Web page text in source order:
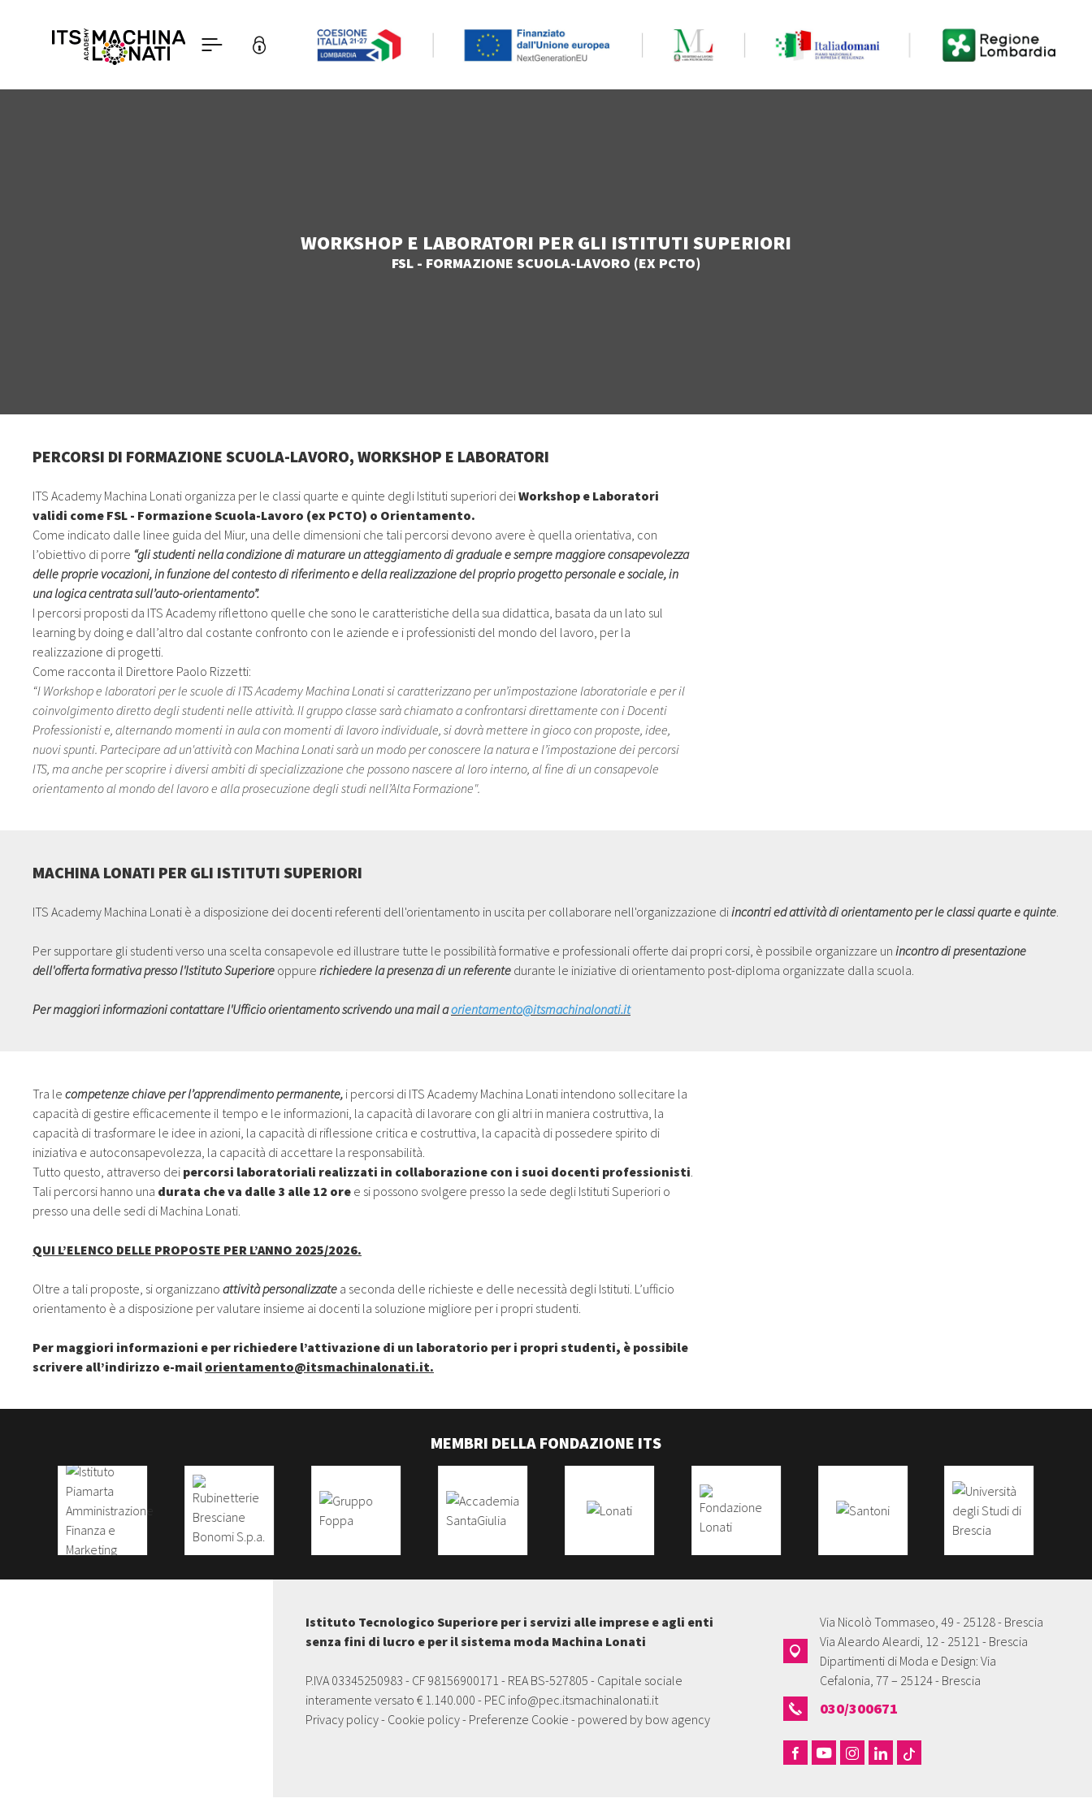
WORKSHOP E LABORATORI PER GLI ISTITUTI SUPERIORI
FSL - FORMAZIONE SCUOLA-LAVORO (EX PCTO)
PERCORSI DI FORMAZIONE SCUOLA-LAVORO, WORKSHOP E LABORATORI
ITS Academy Machina Lonati organizza per le classi quarte e quinte degli Istituti superiori deiWorkshop e Laboratori
validi come FSL - Formazione Scuola-Lavoro (ex PCTO) o Orientamento.
Come indicato dalle linee guida del Miur, una delle dimensioni che tali percorsi devono avere è quella orientativa, con
l’obiettivo di porre “gli studenti nella condizione di maturare un atteggiamento di graduale e sempre maggiore consapevolezza
delle proprie vocazioni, in funzione del contesto di riferimento e della realizzazione del proprio progetto personale e sociale, in
una logica centrata sull’auto-orientamento”.
I percorsi proposti da ITS Academy riflettono quelle che sono le caratteristiche della sua didattica, basata da un lato sul
learning by doing e dall’altro dal costante confronto con le aziende e i professionisti del mondo del lavoro, per la
realizzazione di progetti.
Come racconta il Direttore Paolo Rizzetti:
“I Workshop e laboratori per le scuole di ITS Academy Machina Lonati si caratterizzano per un’impostazione laboratoriale e per il
coinvolgimento diretto degli studenti nelle attività. Il gruppo classe sarà chiamato a confrontarsi direttamente con i Docenti
Professionisti e, alternando momenti in aula con momenti di lavoro individuale, si dovrà mettere in gioco con proposte, idee,
nuovi spunti. Partecipare ad un'attività con Machina Lonati sarà un modo per conoscere la natura e l’impostazione dei percorsi
ITS, ma anche per scoprire i diversi ambiti di specializzazione che possono nascere al loro interno, al fine di un consapevole
orientamento al mondo del lavoro e alla prosecuzione degli studi nell’Alta Formazione".
MACHINA LONATI PER GLI ISTITUTI SUPERIORI
ITS Academy Machina Lonati è a disposizione dei docenti referenti dell'orientamento in uscita per collaborare nell'organizzazione diincontri ed attività di orientamento per le classi quarte e quinte.
Per supportare gli studenti verso una scelta consapevole ed illustrare tutte le possibilità formative e professionali offerte dai propri corsi, è possibile organizzare un incontro di presentazione
dell'offerta formativa presso l'Istituto Superiore oppure richiedere la presenza di un referente durante le iniziative di orientamento post-diploma organizzate dalla scuola.
Per maggiori informazioni contattare l'Ufficio orientamento scrivendo una mail aorientamento@itsmachinalonati.it
Tra le competenze chiave per l’apprendimento permanente, i percorsi di ITS Academy Machina Lonati intendono sollecitare la
capacità di gestire efficacemente il tempo e le informazioni, la capacità di lavorare con gli altri in maniera costruttiva, la
capacità di trasformare le idee in azioni, la capacità di riflessione critica e costruttiva, la capacità di possedere spirito di
iniziativa e autoconsapevolezza, la capacità di accettare la responsabilità.
Tutto questo, attraverso dei percorsi laboratoriali realizzati in collaborazione con i suoi docenti professionisti.
Tali percorsi hanno una durata che va dalle 3 alle 12 ore e si possono svolgere presso la sede degli Istituti Superiori o
presso una delle sedi di Machina Lonati.
QUI L’ELENCO DELLE PROPOSTE PER L’ANNO 2025/2026.
Oltre a tali proposte, si organizzano attività personalizzate a seconda delle richieste e delle necessità degli Istituti. L’ufficio
orientamento è a disposizione per valutare insieme ai docenti la soluzione migliore per i propri studenti.
Per maggiori informazioni e per richiedere l’attivazione di un laboratorio per i propri studenti, è possibile
scrivere all’indirizzo e-mail orientamento@itsmachinalonati.it.
MEMBRI DELLA FONDAZIONE ITS
Istituto Tecnologico Superiore per i servizi alle imprese e agli enti
senza fini di lucro e per il sistema moda Machina Lonati
P.IVA 03345250983 - CF 98156900171 - REA BS-527805 - Capitale sociale
interamente versato € 1.140.000 - PEC info@pec.itsmachinalonati.it
Privacy policy- Cookie policy- Preferenze Cookie - powered by bow agency
Via Nicolò Tommaseo, 49 - 25128 - Brescia
Via Aleardo Aleardi, 12 - 25121 - Brescia
Dipartimenti di Moda e Design: Via
Cefalonia, 77 – 25124 - Brescia
030/300671